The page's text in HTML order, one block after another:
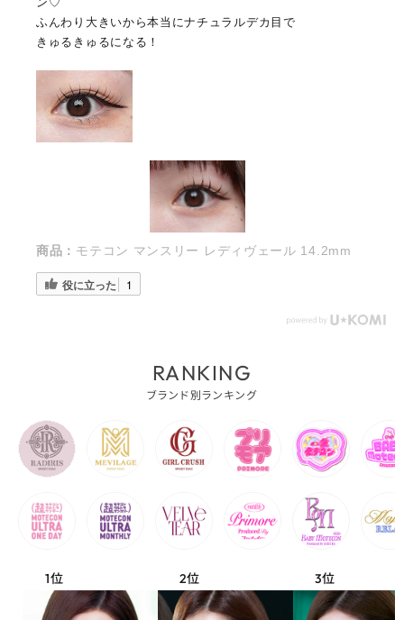
ふんわり大きいから本当にナチュラルデカ目で
きゅるきゅるになる！
商品： モテコン マンスリー レディヴェール 14.2mm
役に立った 1
RANKING
ブランド別ランキング